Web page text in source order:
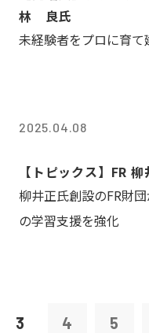
林 良氏
未経験者をプロに育て
2025.04.08
【トピックス】FR
柳井正氏創設のFR財
の学習支援を強化
3 4 5